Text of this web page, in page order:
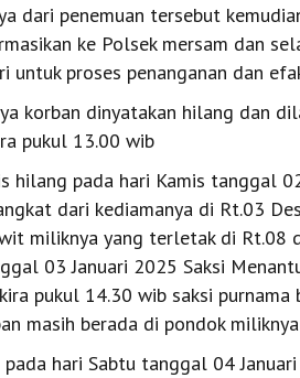
dari penemuan tersebut
ke Polsek mersam dan
untuk proses penanganan dan
korban dinyatakan hilang dan
pukul 13.00 wib
hilang pada hari Kamis tanggal
dari kediamanya di Rt.03
miliknya yang terletak di Rt.08
03 Januari 2025 Saksi
pukul 14.30 wib saksi
masih berada di pondok
pada hari Sabtu tanggal 04